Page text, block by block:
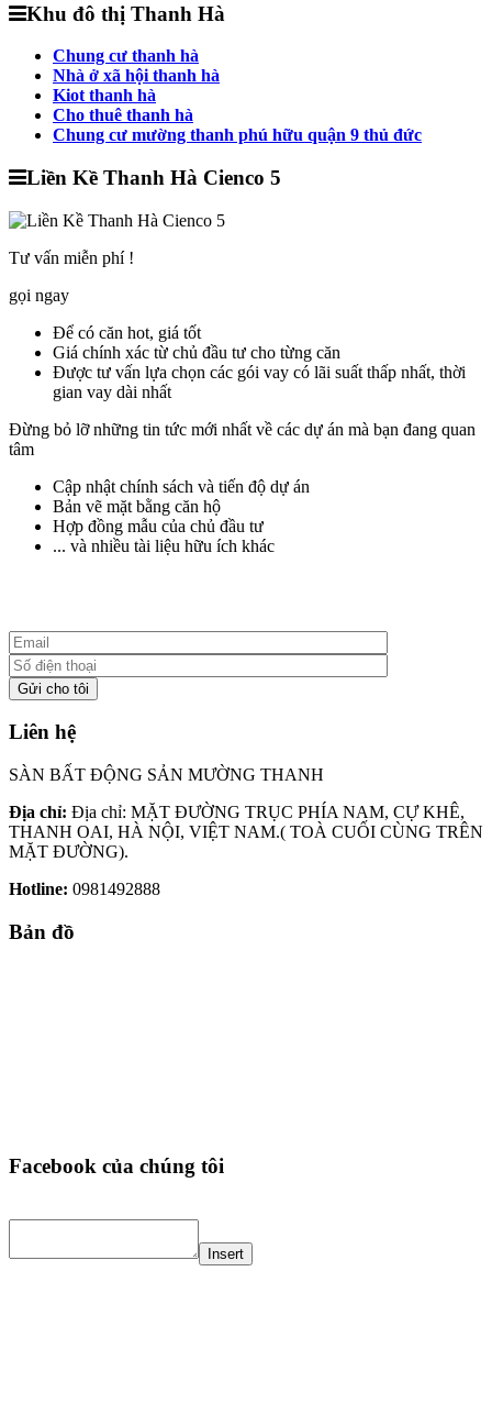
Khu đô thị Thanh Hà
Chung cư thanh hà
Nhà ở xã hội thanh hà
Kiot thanh hà
Cho thuê thanh hà
Chung cư mường thanh phú hữu quận 9 thủ đức
Liền Kề Thanh Hà Cienco 5
Tư vấn miễn phí !
gọi ngay
Để có căn hot, giá tốt
Giá chính xác từ chủ đầu tư cho từng căn
Được tư vấn lựa chọn các gói vay có lãi suất thấp nhất, thời
gian vay dài nhất
Đừng bỏ lỡ những tin tức mới nhất về các dự án mà bạn đang quan
tâm
Cập nhật chính sách và tiến độ dự án
Bản vẽ mặt bằng căn hộ
Hợp đồng mẫu của chủ đầu tư
... và nhiều tài liệu hữu ích khác
Liên hệ
SÀN BẤT ĐỘNG SẢN MƯỜNG THANH
Địa chỉ: Địa chỉ: MẶT ĐƯỜNG TRỤC PHÍA NAM, CỰ KHÊ,
THANH OAI, HÀ NỘI, VIỆT NAM.( TOÀ CUỐI CÙNG TRÊN
MẶT ĐƯỜNG).
Hotline: 0981492888
Bản đồ
Facebook của chúng tôi
Insert